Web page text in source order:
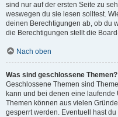
sind nur auf der ersten Seite zu
weswegen du sie lesen solltest.
deinen Berechtigungen ab, ob du
die Berechtigungen stellt die
Nach oben
Was sind geschlossene Themen?
Geschlossene Themen sind
kann und bei denen eine
Themen können aus vielen
gesperrt werden. Eventuell hast